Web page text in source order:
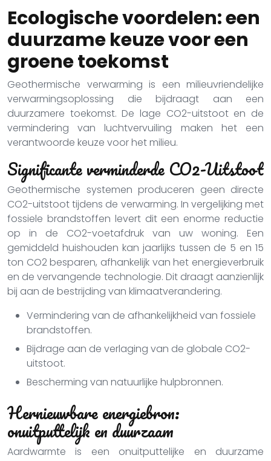
Ecologische voordelen: een
duurzame keuze voor een
groene toekomst
Geothermische verwarming is een milieuvriendelijke
verwarmingsoplossing die bijdraagt aan een
duurzamere toekomst. De lage CO2-uitstoot en de
vermindering van luchtvervuiling maken het een
verantwoorde keuze voor het milieu.
Significante verminderde CO2-Uitstoot
Geothermische systemen produceren geen directe
CO2-uitstoot tijdens de verwarming. In vergelijking met
fossiele brandstoffen levert dit een enorme reductie
op in de CO2-voetafdruk van uw woning. Een
gemiddeld huishouden kan jaarlijks tussen de 5 en 15
ton CO2 besparen, afhankelijk van het energieverbruik
en de vervangende technologie. Dit draagt aanzienlijk
bij aan de bestrijding van klimaatverandering.
Vermindering van de afhankelijkheid van fossiele
brandstoffen.
Bijdrage aan de verlaging van de globale CO2-
uitstoot.
Bescherming van natuurlijke hulpbronnen.
Hernieuwbare energiebron:
onuitputtelijk en duurzaam
Aardwarmte is een onuitputtelijke en duurzame